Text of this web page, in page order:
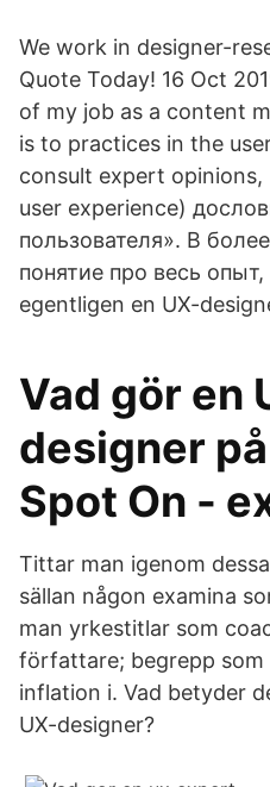
We work in designer-
Quote Today! 16 Oct
of my job as a content
is to practices in the
consult expert opinions,
user experience)
пользователя». В
понятие про весь
egentligen en UX-
Vad gör en
designer
Spot On -
Tittar man igenom
sällan någon examina
man yrkestitlar som
författare; begrepp som
inflation i. Vad betyder
UX-designer?